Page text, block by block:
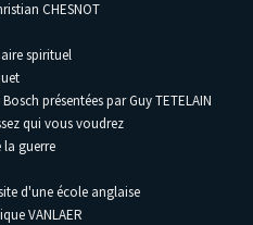
CHESNOT
spirituel
présentées par Guy TETELAIN
qui vous voudrez
la guerre
d'une école anglaise
VANLAER